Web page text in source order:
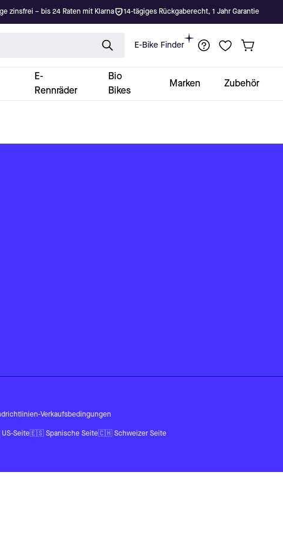
zinsfrei – bis 24 Raten mit Klarna 14-tägiges Rückgaberecht, 1 Jahr Garantie
E-Bike Finder
E-
Rennräder
Bio
Bikes
Marken Zubehör
-Verkaufsbedingungen
US-Seite🇪🇸 Spanische Seite🇨🇭 Schweizer Seite